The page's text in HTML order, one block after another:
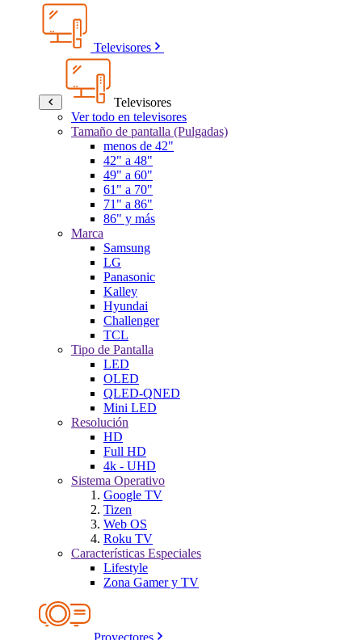
Televisores
Televisores
Ver todo en televisores
Tamaño de pantalla (Pulgadas)
menos de 42"
42" a 48"
49" a 60"
61" a 70"
71" a 86"
86" y más
Marca
Samsung
LG
Panasonic
Kalley
Hyundai
Challenger
TCL
Tipo de Pantalla
LED
OLED
QLED-QNED
Mini LED
Resolución
HD
Full HD
4k - UHD
Sistema Operativo
Google TV
Tizen
Web OS
Roku TV
Características Especiales
Lifestyle
Zona Gamer y TV
Proyectores